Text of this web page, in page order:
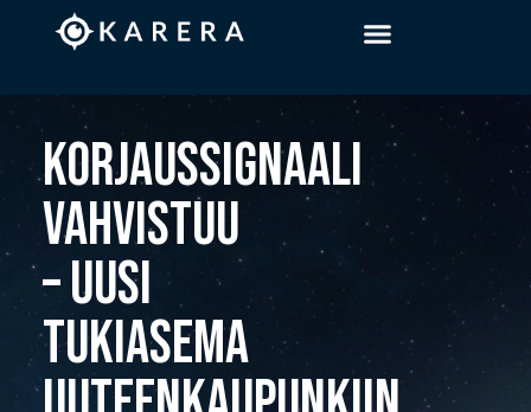
KORJAUSSIGNAALI
VAHVISTUU
– UUSI
TUKIASEMA